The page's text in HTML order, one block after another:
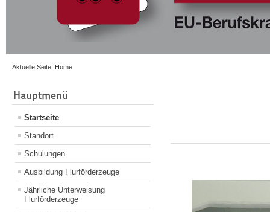
Aktuelle Seite: Home
Hauptmenü
Startseite
Standort
Schulungen
Ausbildung Flurförderzeuge
Jährliche Unterweisung
Flurförderzeuge